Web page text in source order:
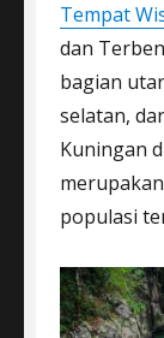
Tempat
dan
bagian
selatan,
Kuningan
populasi